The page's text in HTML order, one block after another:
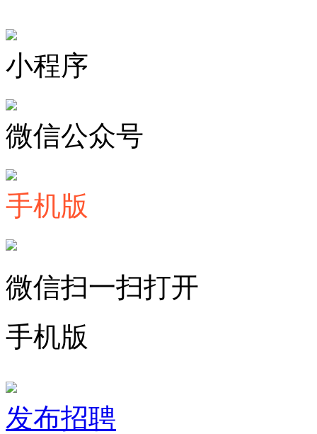
小程序
微信公众号
手机版
微信扫一扫打开
手机版
发布招聘